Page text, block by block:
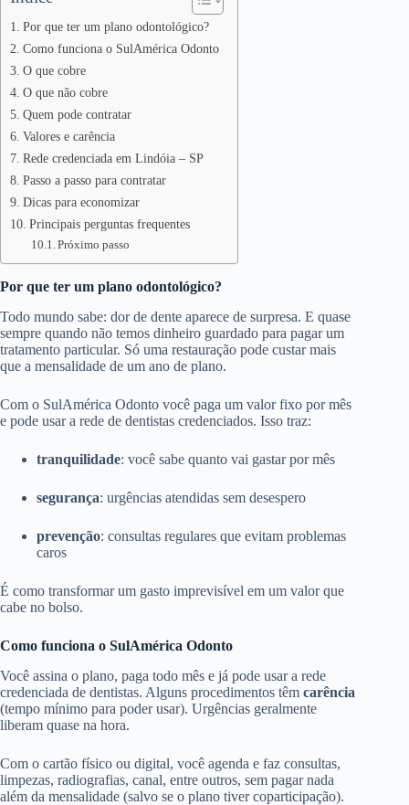
Por que ter um plano odontológico?
Como funciona o SulAmérica Odonto
O que cobre
O que não cobre
Quem pode contratar
Valores e carência
Rede credenciada em Lindóia – SP
Passo a passo para contratar
Dicas para economizar
Principais perguntas frequentes
Próximo passo
Por que ter um plano odontológico?
Todo mundo sabe: dor de dente aparece de surpresa. E quase
sempre quando não temos dinheiro guardado para pagar um
tratamento particular. Só uma restauração pode custar mais
que a mensalidade de um ano de plano.
Com o SulAmérica Odonto você paga um valor fixo por mês
e pode usar a rede de dentistas credenciados. Isso traz:
tranquilidade: você sabe quanto vai gastar por mês
segurança: urgências atendidas sem desespero
prevenção: consultas regulares que evitam problemas
caros
É como transformar um gasto imprevisível em um valor que
cabe no bolso.
Como funciona o SulAmérica Odonto
Você assina o plano, paga todo mês e já pode usar a rede
credenciada de dentistas. Alguns procedimentos têm carência
(tempo mínimo para poder usar). Urgências geralmente
liberam quase na hora.
Com o cartão físico ou digital, você agenda e faz consultas,
limpezas, radiografias, canal, entre outros, sem pagar nada
além da mensalidade (salvo se o plano tiver coparticipação).